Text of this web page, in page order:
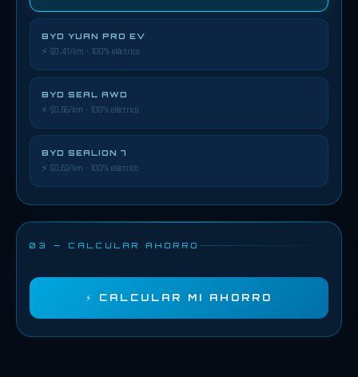
BYD YUAN PRO EV
⚡ $0.41/km · 100% eléctrico
BYD SEAL AWD
⚡ $0.56/km · 100% eléctrico
BYD SEALION 7
⚡ $0.63/km · 100% eléctrico
03 — CALCULAR AHORRO
⚡ CALCULAR MI AHORRO